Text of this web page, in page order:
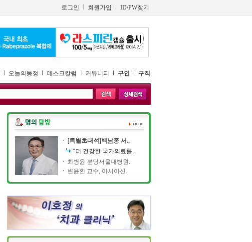
로그인 회원가입 ID/PW찾기
오늘의동정 데스크칼럼 커뮤니티 구인 구직
[특별초대석]백남종 서..
"더 건강한 국가의료를 ..
최병윤 분당서울대병원..
변윤환 교수, 아시아신..